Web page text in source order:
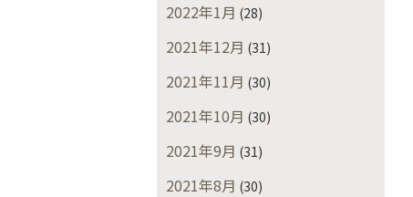
2022年1月 (28)
2021年12月 (31)
2021年11月 (30)
2021年10月 (30)
2021年9月 (31)
2021年8月 (30)